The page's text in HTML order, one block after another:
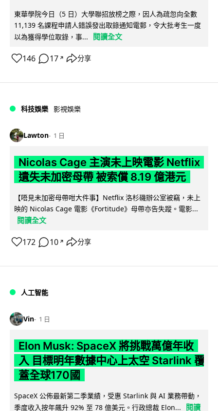
東華學院今日（5 日）大學聯招放榜之際，因人為疏忽向全數
11,139 名課程申請人錯誤發出取錄通知電郵，令大批考生一度
以為獲得學位取錄，事...
閱讀全文
146 17 ↗ 分享
科技娛樂 影視娛樂
Lawton 1 日
Nicolas Cage 主演未上映電影 Netflix
遺失未加密母帶 被索償 8.19 億港元
【唔見未加密母帶咁大件事】Netflix 洛杉磯辦公室被竊，未上
映的 Nicolas Cage 電影《Fortitude》母帶亦告失蹤。電影...
閱讀全文
172 10 ↗ 分享
人工智能
Vin 1 日
Elon Musk: SpaceX 將挑戰萬億年收
入 目標明年數據中心上太空 Starlink 覆
蓋全球170國
SpaceX 公佈最新第二季業績，受惠 Starlink 與 AI 業務帶動，
季度收入按年飆升 92% 至 78 億美元。行政總裁 Elon...
閱讀